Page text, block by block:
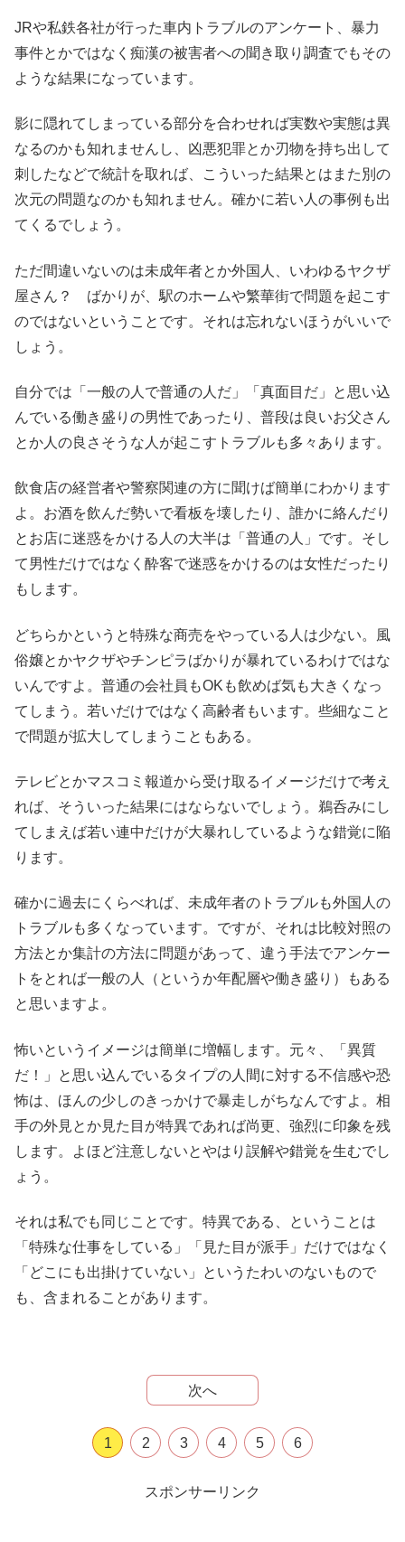
JRや私鉄各社が行った車内トラブルのアンケート、暴力
事件とかではなく痴漢の被害者への聞き取り調査でもその
ような結果になっています。
影に隠れてしまっている部分を合わせれば実数や実態は異
なるのかも知れませんし、凶悪犯罪とか刃物を持ち出して
刺したなどで統計を取れば、こういった結果とはまた別の
次元の問題なのかも知れません。確かに若い人の事例も出
てくるでしょう。
ただ間違いないのは未成年者とか外国人、いわゆるヤクザ
屋さん？ ばかりが、駅のホームや繁華街で問題を起こす
のではないということです。それは忘れないほうがいいで
しょう。
自分では「一般の人で普通の人だ」「真面目だ」と思い込
んでいる働き盛りの男性であったり、普段は良いお父さん
とか人の良さそうな人が起こすトラブルも多々あります。
飲食店の経営者や警察関連の方に聞けば簡単にわかります
よ。お酒を飲んだ勢いで看板を壊したり、誰かに絡んだり
とお店に迷惑をかける人の大半は「普通の人」です。そし
て男性だけではなく酔客で迷惑をかけるのは女性だったり
もします。
どちらかというと特殊な商売をやっている人は少ない。風
俗嬢とかヤクザやチンピラばかりが暴れているわけではな
いんですよ。普通の会社員もOKも飲めば気も大きくなっ
てしまう。若いだけではなく高齢者もいます。些細なこと
で問題が拡大してしまうこともある。
テレビとかマスコミ報道から受け取るイメージだけで考え
れば、そういった結果にはならないでしょう。鵜呑みにし
てしまえば若い連中だけが大暴れしているような錯覚に陥
ります。
確かに過去にくらべれば、未成年者のトラブルも外国人の
トラブルも多くなっています。ですが、それは比較対照の
方法とか集計の方法に問題があって、違う手法でアンケー
トをとれば一般の人（というか年配層や働き盛り）もある
と思いますよ。
怖いというイメージは簡単に増幅します。元々、「異質
だ！」と思い込んでいるタイプの人間に対する不信感や恐
怖は、ほんの少しのきっかけで暴走しがちなんですよ。相
手の外見とか見た目が特異であれば尚更、強烈に印象を残
します。よほど注意しないとやはり誤解や錯覚を生むでし
ょう。
それは私でも同じことです。特異である、ということは
「特殊な仕事をしている」「見た目が派手」だけではなく
「どこにも出掛けていない」というたわいのないもので
も、含まれることがあります。
次へ
1 2 3 4 5 6
スポンサーリンク